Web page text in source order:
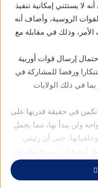
لا يستثني إمكانية تنفيذ
الروسية، وأضاف أنه
وذلك في مقابلة مع
إرسال قوات أوربية
ورفضا للمشاركة في
في ذلك الولايات
في حقيقة قدرتها على
ولن يبدأ بها، مما يحمل
حتى أن رئيس
أوضح أن تصريح ماكرون
أوكرانيا هي في المقام
روسيا أن فرنسا